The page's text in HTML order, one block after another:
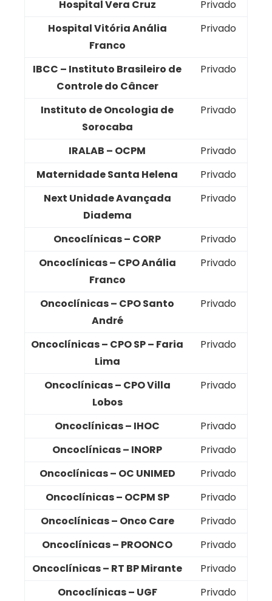
Hospital Vera Cruz
Privado
Hospital Vitória Anália
Franco
Privado
IBCC – Instituto Brasileiro de
Controle do Câncer
Privado
Instituto de Oncologia de
Sorocaba
Privado
IRALAB – OCPM
Privado
Maternidade Santa Helena
Privado
Next Unidade Avançada
Diadema
Privado
Oncoclínicas – CORP
Privado
Oncoclínicas – CPO Anália
Franco
Privado
Oncoclínicas – CPO Santo
André
Privado
Oncoclínicas – CPO SP – Faria
Lima
Privado
Oncoclínicas – CPO Villa
Lobos
Privado
Oncoclínicas – IHOC
Privado
Oncoclínicas – INORP
Privado
Oncoclínicas – OC UNIMED
Privado
Oncoclínicas – OCPM SP
Privado
Oncoclínicas – Onco Care
Privado
Oncoclínicas – PROONCO
Privado
Oncoclínicas – RT BP Mirante
Privado
Oncoclínicas – UGF
Privado